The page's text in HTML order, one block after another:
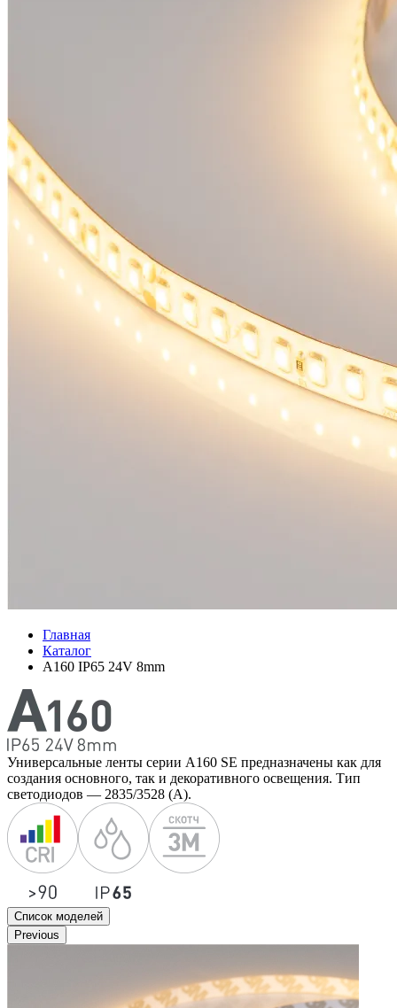
Главная
Каталог
A160 IP65 24V 8mm
Универсальные ленты серии А160 SE предназначены как для
создания основного, так и декоративного освещения. Тип
светодиодов — 2835/3528 (А).
Список моделей
Previous